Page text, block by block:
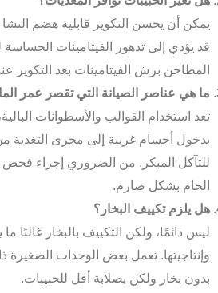
يمكن أن يحسن التكوير قابلية هضم
قد يؤدي إلى تدهور الفيتامينات الحساسة
المطاحن برش الفيتامينات بعد التكوير
ما هي عناصر الصيانة التي تقصر عمر
تعد استخدام القوالب والأسطوانات
بدخول أجسام غريبة إلى مجرى التغذية
للتآكل المبكر. من الضروري إجراء فحص
الخام بشكل صارم.
هل يلزم تكييف البخار؟
ليس دائمًا، ولكن التكييف بالبخار غالبًا
وإنتاجيتها. تعمل بعض الوحدات
بدون بخار ولكن بصلابة أقل للحبيبات.